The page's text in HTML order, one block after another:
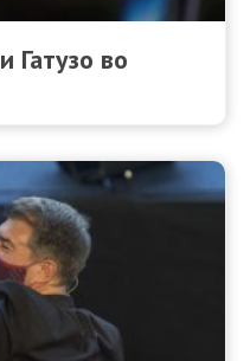
Гатузо во